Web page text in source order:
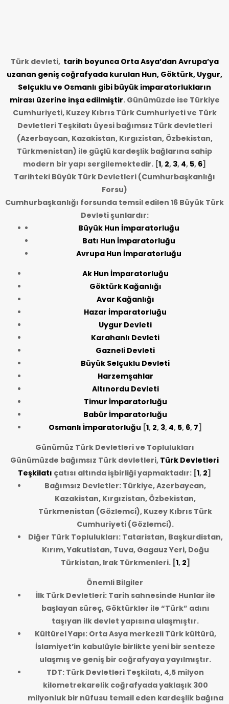
Türk devleti, tarih boyunca Orta Asya’dan Avrupa’ya
uzanan geniş coğrafyada kurulan Hun, Göktürk, Uygur,
Selçuklu ve Osmanlı gibi büyük imparatorlukların
mirası üzerine inşa edilmiştir. Günümüzde ise Türkiye
Cumhuriyeti, Kuzey Kıbrıs Türk Cumhuriyeti ve Türk
Devletleri Teşkilatı üyesi bağımsız Türk devletleri
(Azerbaycan, Kazakistan, Kırgızistan, Özbekistan,
Türkmenistan) ile güçlü kardeşlik bağlarına sahip
modern bir yapı sergilemektedir. [1, 2, 3, 4, 5, 6]
Tarihteki Büyük Türk Devletleri (Cumhurbaşkanlığı
Forsu)
Cumhurbaşkanlığı forsunda temsil edilen 16 Büyük Türk
Devleti şunlardır:
Büyük Hun İmparatorluğu
Batı Hun İmparatorluğu
Avrupa Hun İmparatorluğu
Ak Hun İmparatorluğu
Göktürk Kağanlığı
Avar Kağanlığı
Hazar İmparatorluğu
Uygur Devleti
Karahanlı Devleti
Gazneli Devleti
Büyük Selçuklu Devleti
Harzemşahlar
Altınordu Devleti
Timur İmparatorluğu
Babür İmparatorluğu
Osmanlı İmparatorluğu [1, 2, 3, 4, 5, 6, 7]
Günümüz Türk Devletleri ve Toplulukları
Günümüzde bağımsız Türk devletleri, Türk Devletleri
Teşkilatı çatısı altında işbirliği yapmaktadır: [1, 2]
Bağımsız Devletler: Türkiye, Azerbaycan,
Kazakistan, Kırgızistan, Özbekistan,
Türkmenistan (Gözlemci), Kuzey Kıbrıs Türk
Cumhuriyeti (Gözlemci).
Diğer Türk Toplulukları: Tataristan, Başkurdistan,
Kırım, Yakutistan, Tuva, Gagauz Yeri, Doğu
Türkistan, Irak Türkmenleri.[1, 2]
Önemli Bilgiler
İlk Türk Devletleri: Tarih sahnesinde Hunlar ile
başlayan süreç, Göktürkler ile “Türk” adını
taşıyan ilk devlet yapısına ulaşmıştır.
Kültürel Yapı: Orta Asya merkezli Türk kültürü,
İslamiyet’in kabulüyle birlikte yeni bir senteze
ulaşmış ve geniş bir coğrafyaya yayılmıştır.
TDT: Türk Devletleri Teşkilatı, 4,5 milyon
kilometrekarelik coğrafyada yaklaşık 300
milyonluk bir nüfusu temsil eden kardeşlik bağına